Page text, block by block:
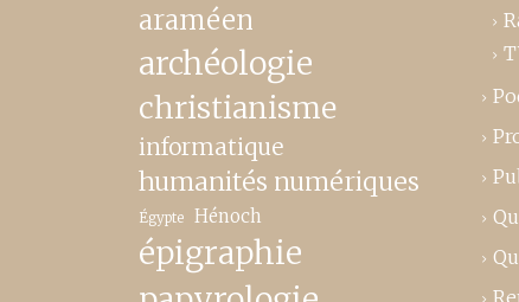
araméen
archéologie
christianisme
informatique
humanités numériques
Égypte Hénoch
épigraphie